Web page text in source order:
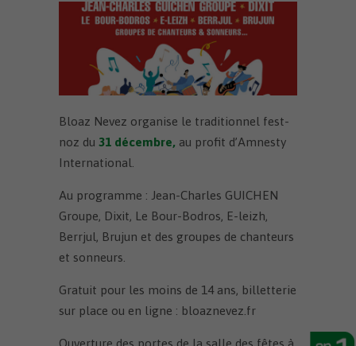
Bloaz Nevez organise le traditionnel fest-
noz du 31 décembre, au profit d’Amnesty
International.
Au programme : Jean-Charles GUICHEN
Groupe, Dixit, Le Bour-Bodros, E-leizh,
Berrjul, Brujun et des groupes de chanteurs
et sonneurs.
Gratuit pour les moins de 14 ans, billetterie
sur place ou en ligne : bloaznevez.fr